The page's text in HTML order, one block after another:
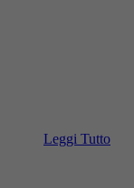
Leggi Tutto